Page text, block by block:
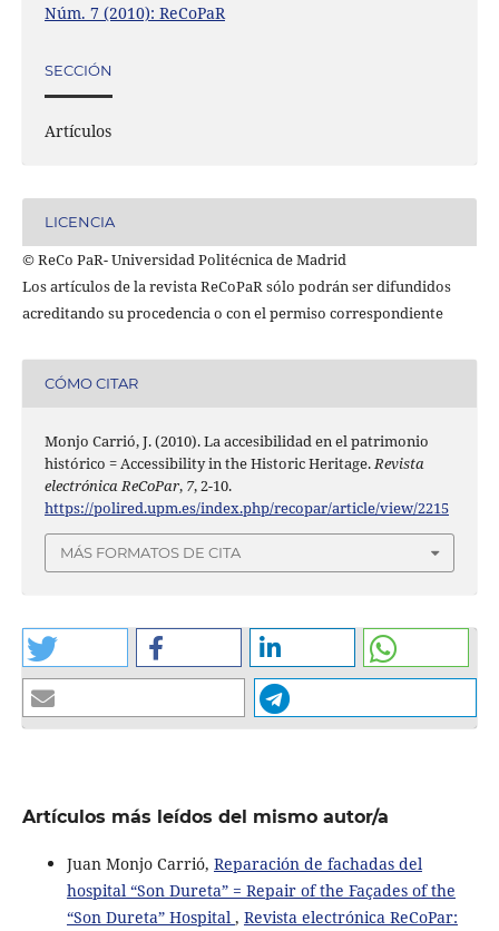
Núm. 7 (2010): ReCoPaR
SECCIÓN
Artículos
LICENCIA
© ReCo PaR- Universidad Politécnica de Madrid
Los artículos de la revista ReCoPaR sólo podrán ser difundidos
acreditando su procedencia o con el permiso correspondiente
CÓMO CITAR
Monjo Carrió, J. (2010). La accesibilidad en el patrimonio
histórico = Accessibility in the Historic Heritage.Revista
electrónica ReCoPar, 7, 2-10.
https://polired.upm.es/index.php/recopar/article/view/2215
MÁS FORMATOS DE CITA
Artículos más leídos del mismo autor/a
Juan Monjo Carrió, Reparación de fachadas del
hospital “Son Dureta” = Repair of the Façades of the
“Son Dureta” Hospital , Revista electrónica ReCoPar: